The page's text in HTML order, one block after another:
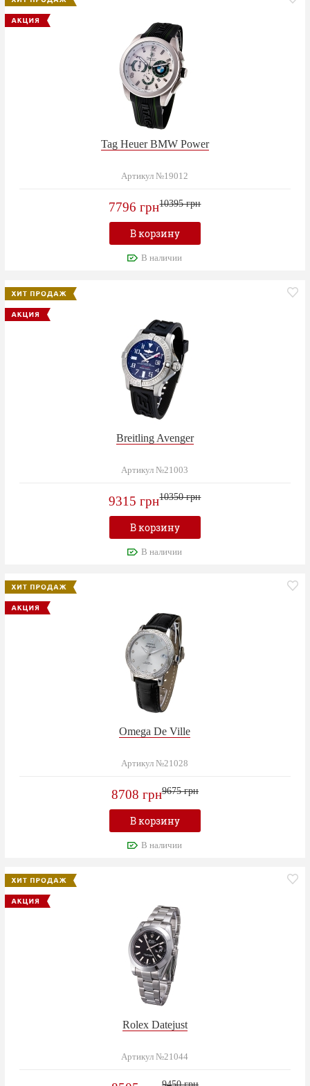
Tag Heuer BMW Power
Артикул №19012
7796 грн10395 грн
В корзину
В наличии
Breitling Avenger
Артикул №21003
9315 грн10350 грн
В корзину
В наличии
Omega De Ville
Артикул №21028
8708 грн9675 грн
В корзину
В наличии
Rolex Datejust
Артикул №21044